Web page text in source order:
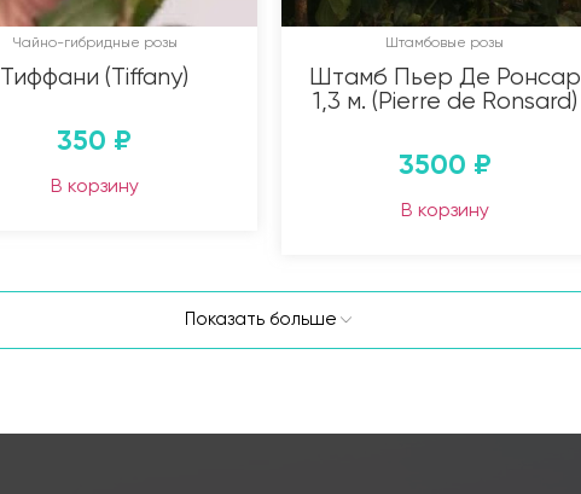
Чайно-гибридные розы
Тиффани (Tiffany)
350 ₽
В корзину
Штамбовые розы
Штамб Пьер Де Ронсар
1,3 м. (Pierre de Ronsard)
3500 ₽
В корзину
Показать больше